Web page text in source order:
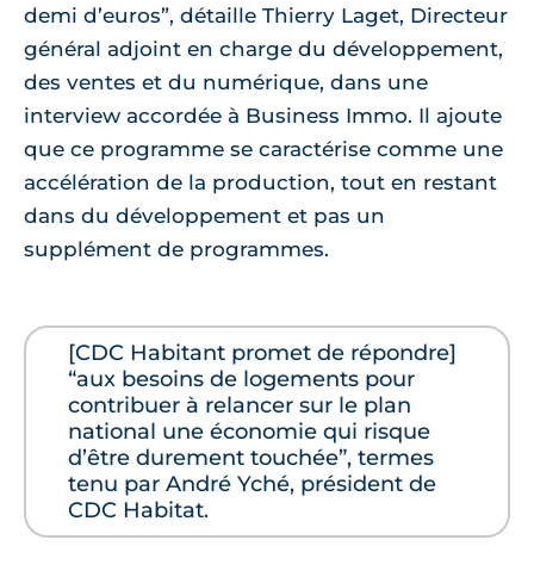
demi d’euros”, détaille Thierry Laget, Directeur
général adjoint en charge du développement,
des ventes et du numérique, dans une
interview accordée à Business Immo. Il ajoute
que ce programme se caractérise comme une
accélération de la production, tout en restant
dans du développement et pas un
supplément de programmes.
[CDC Habitant promet de répondre]
“aux besoins de logements pour
contribuer à relancer sur le plan
national une économie qui risque
d’être durement touchée”, termes
tenu par André Yché, président de
CDC Habitat.